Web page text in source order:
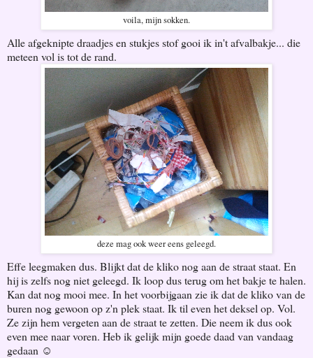
voila, mijn sokken.
Alle afgeknipte draadjes en stukjes stof gooi ik in't afvalbakje... die
meteen vol is tot de rand.
deze mag ook weer eens geleegd.
Effe leegmaken dus. Blijkt dat de kliko nog aan de straat staat. En
hij is zelfs nog niet geleegd. Ik loop dus terug om het bakje te halen.
Kan dat nog mooi mee. In het voorbijgaan zie ik dat de kliko van de
buren nog gewoon op z'n plek staat. Ik til even het deksel op. Vol.
Ze zijn hem vergeten aan de straat te zetten. Die neem ik dus ook
even mee naar voren. Heb ik gelijk mijn goede daad van vandaag
gedaan ☺